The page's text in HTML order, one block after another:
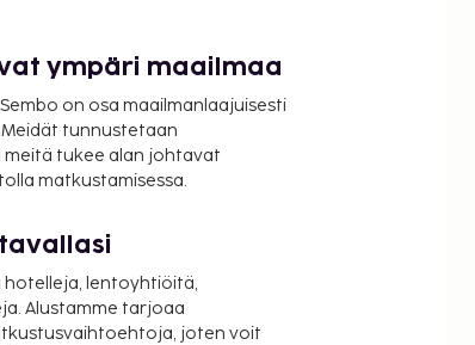
ympäri maailmaa
on osa maailmanlaajuisesti
tunnustetaan
tukee alan johtavat
matkustamisessa.
hotelleja, lentoyhtiöitä,
Alustamme tarjoaa
joten voit